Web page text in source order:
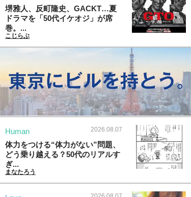
堺雅人、反町隆史、GACKT…夏
ドラマを「50代イケオジ」が席
巻。...
こじらぶ
Human 2026.08.07
体力をつける“体力がない”問題、
どう乗り越える？50代のリアルす
ぎ...
まなたろう